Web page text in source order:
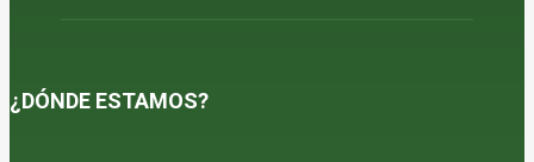
¿DÓNDE ESTAMOS?